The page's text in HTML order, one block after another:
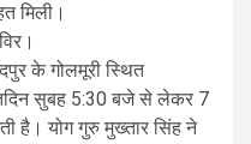
मिली।
के गोलमूरी स्थित
सुबह 5:30 बजे से लेकर 7
है। योग गुरु मुख्तार सिंह ने